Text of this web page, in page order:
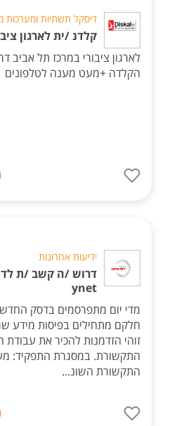
דיסקל תשתיות ומערכות
קלדנ /ית לארגון
לארגון ציבורי במרכז תל אביב
הקלדה +מעט מענה לטלפונים
ידיעות אחרונות
דרוש /ה קשב /ת
ynet
מדי יום מתפרסמים בדסק
חלקם מתחילים בפיסות מידע
זוהי הזדמנות להכיר את
התקשורת. במסגרת התפקיד:
התקשורת השונ...